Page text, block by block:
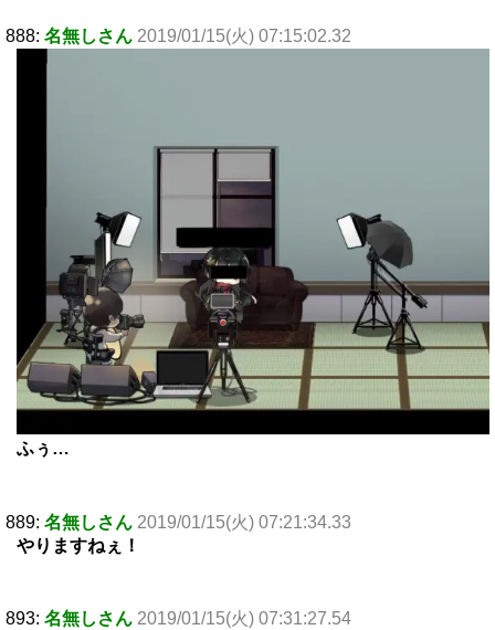
888: 名無しさん 2019/01/15(火) 07:15:02.32
ふぅ…
889: 名無しさん 2019/01/15(火) 07:21:34.33
やりますねぇ！
893: 名無しさん 2019/01/15(火) 07:31:27.54